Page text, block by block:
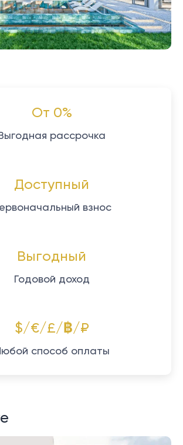
От 0%
рассрочка
Доступный
взнос
Выгодный
Годовой доход
$/€/£/฿/₽
способ оплаты